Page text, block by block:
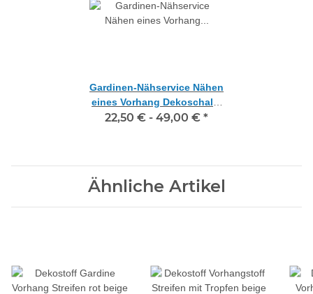
Gardinen-Nähservice Nähen
eines Vorhang Dekoschals,
Maßanfertigung
22,50 € - 49,00 € *
Ähnliche Artikel